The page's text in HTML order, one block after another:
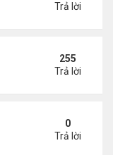
Trả lời
LINH
255
Trả lời
7 năm không
0
Trả lời